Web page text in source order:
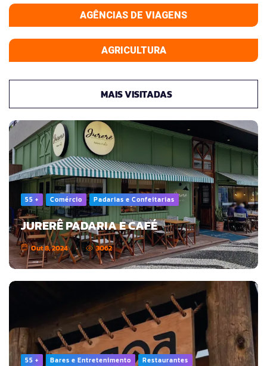
AGÊNCIAS DE VIAGENS
AGRICULTURA
MAIS VISITADAS
55 + Comércio Padarias e Confeitarias
JURERÊ PADARIA E CAFÉ
Out 8, 2024 3062
55 + Bares e Entretenimento Restaurantes